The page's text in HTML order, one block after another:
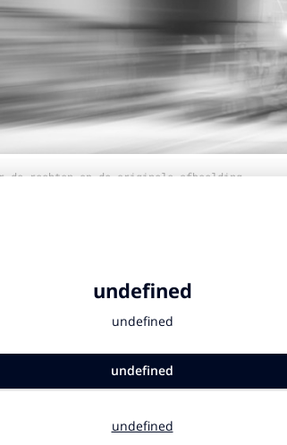
de rechten op de originele afbeelding